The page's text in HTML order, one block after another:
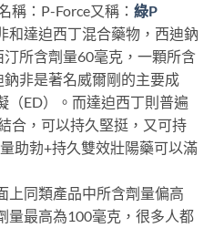
稱：P-Force又稱： 綠P
和達迫西丁混合藥物，西迪鈉
所含劑量60毫克，一顆所含
非是著名威爾剛的主要成
（ED）。而達迫西丁則普遍
合，可以持久堅挺，又可持
助勃+持久雙效壯陽藥可以滿
上同類產品中所含劑量偏高
量最高為100毫克，很多人都